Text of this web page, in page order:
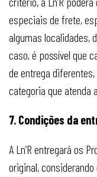
especiais de frete,
algumas localidades,
caso, é possível que
de entrega
categoria que atenda
7. Condições da
A Ln’R entregará os
original, considerando